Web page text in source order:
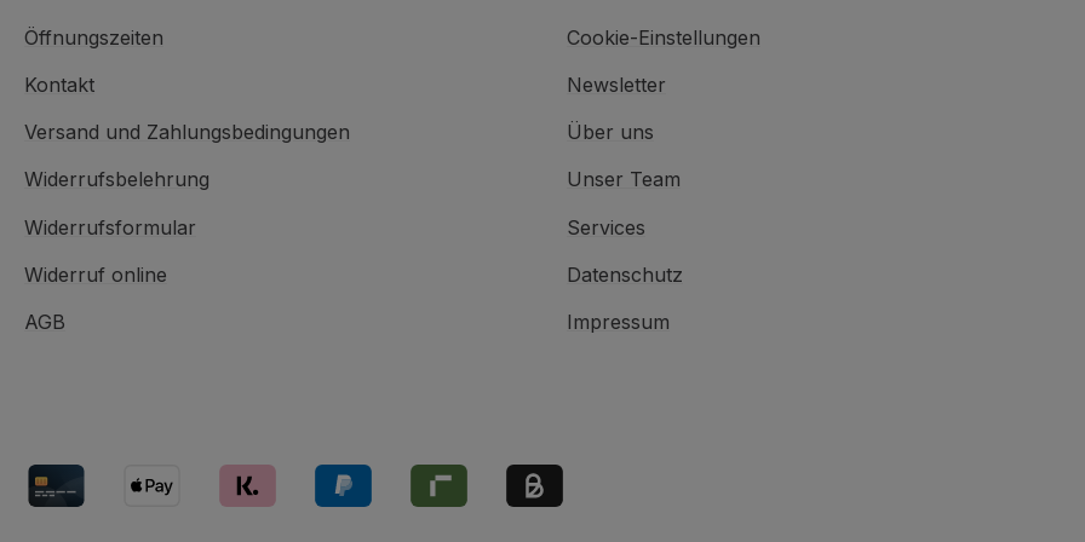
Öffnungszeiten
Kontakt
Versand und Zahlungsbedingungen
Widerrufsbelehrung
Widerrufsformular
Widerruf online
AGB
Cookie-Einstellungen
Newsletter
Über uns
Unser Team
Services
Datenschutz
Impressum